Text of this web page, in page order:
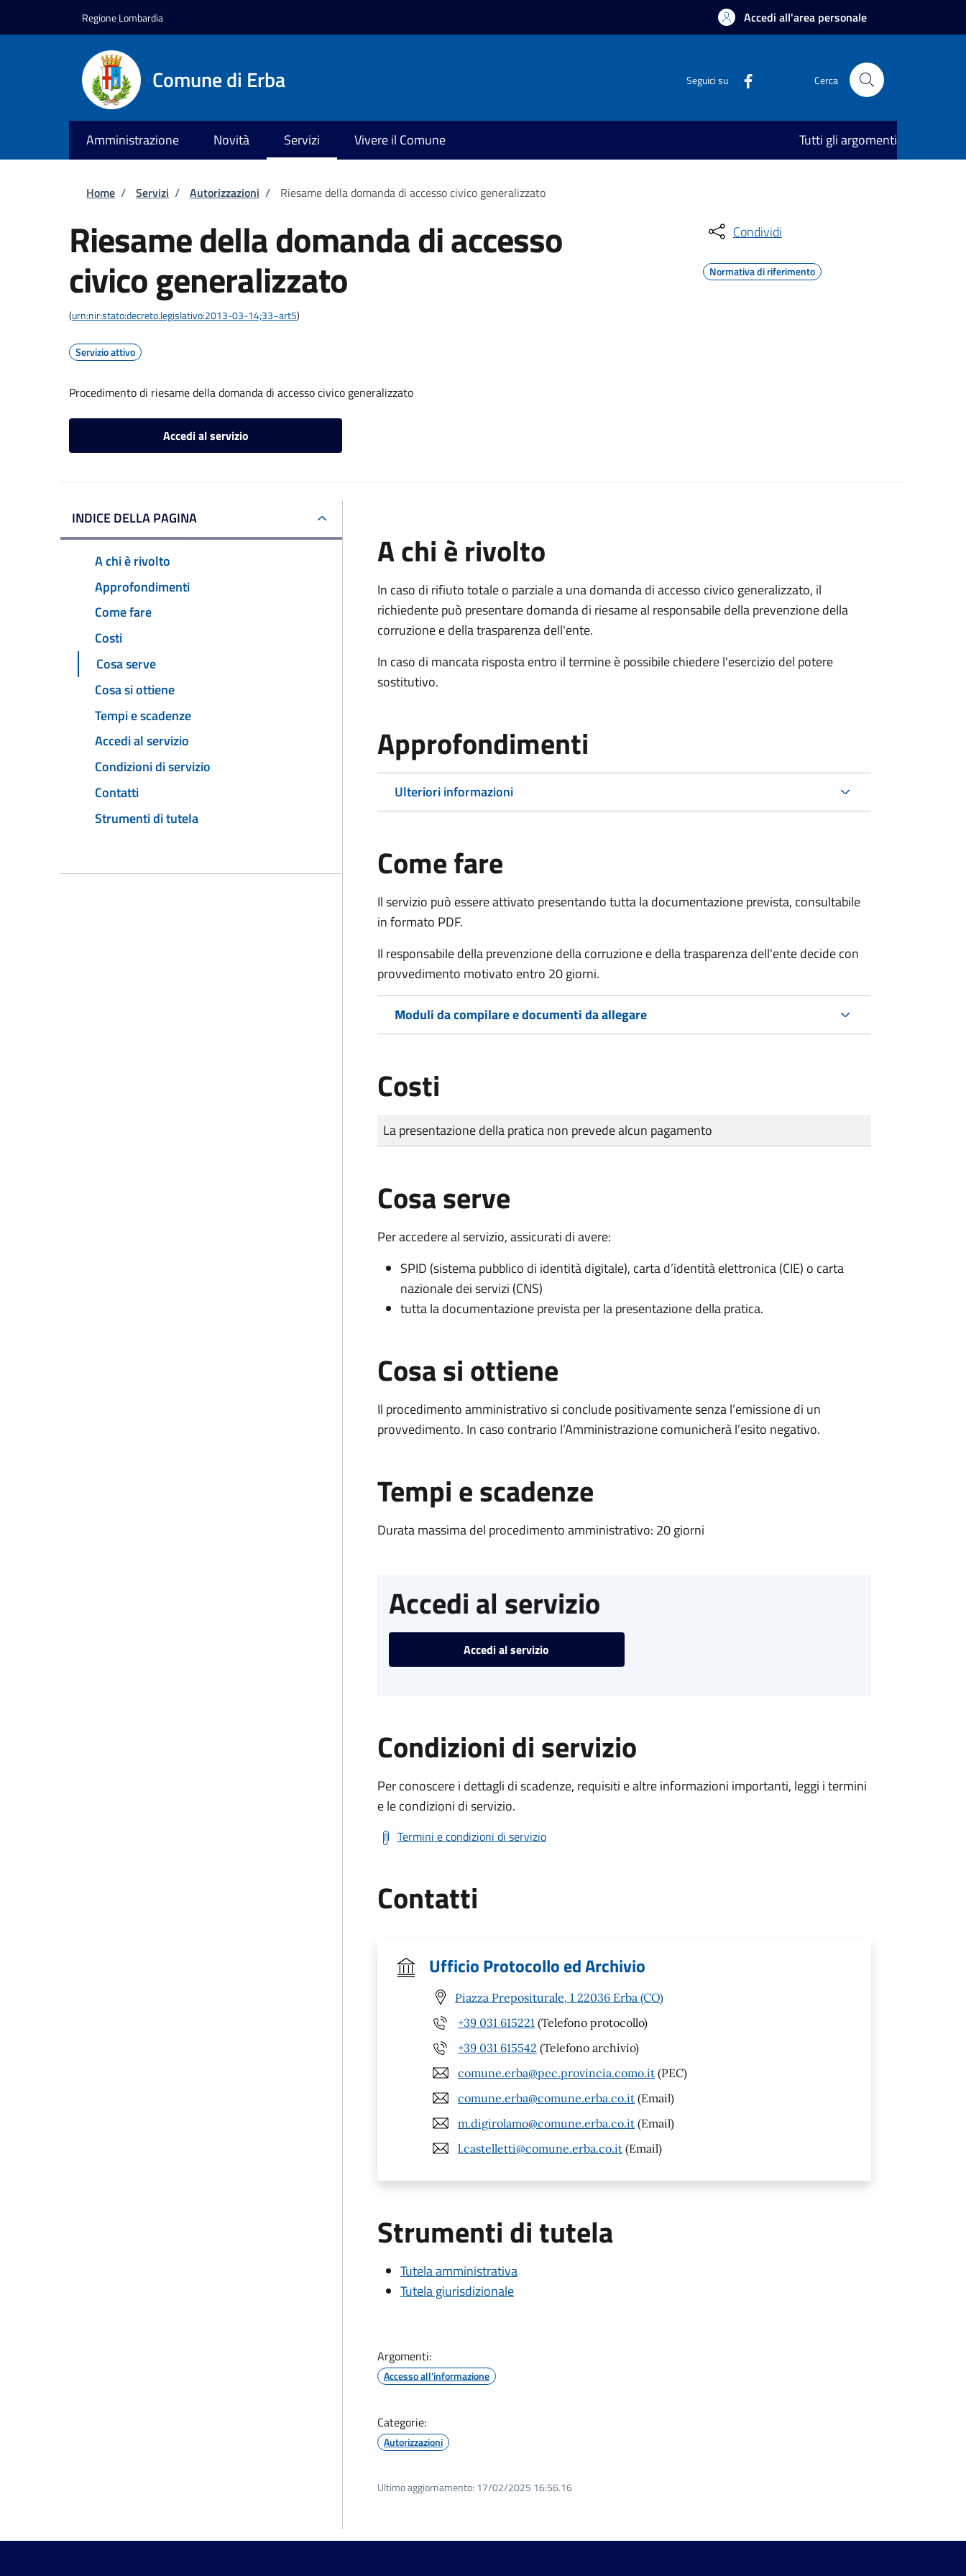
Regione Lombardia Accedi all'area personale
Comune di Erba Seguici su Cerca
Amministrazione Novità Servizi Vivere il Comune Tutti gli argomenti
Briciole di pane
Home / Servizi / Autorizzazioni / Riesame della domanda di accesso civico generalizzato
Riesame della domanda di accesso
civico generalizzato
(urn:nir:stato:decreto.legislativo:2013-03-14;33~art5)
Servizio attivo
Procedimento di riesame della domanda di accesso civico generalizzato
Accedi al servizio
Condividi
Normativa di riferimento
INDICE DELLA PAGINA
A chi è rivolto
Approfondimenti
Come fare
Costi
Cosa serve
Cosa si ottiene
Tempi e scadenze
Accedi al servizio
Condizioni di servizio
Contatti
Strumenti di tutela
A chi è rivolto
In caso di rifiuto totale o parziale a una domanda di accesso civico generalizzato, il
richiedente può presentare domanda di riesame al responsabile della prevenzione della
corruzione e della trasparenza dell'ente.
In caso di mancata risposta entro il termine è possibile chiedere l'esercizio del potere
sostitutivo.
Approfondimenti
Ulteriori informazioni
Come fare
Il servizio può essere attivato presentando tutta la documentazione prevista, consultabile
in formato PDF.
Il responsabile della prevenzione della corruzione e della trasparenza dell'ente decide con
provvedimento motivato entro 20 giorni.
Moduli da compilare e documenti da allegare
Costi
Tipo di pagamento
Importo
La presentazione della pratica non prevede alcun pagamento
Cosa serve
Per accedere al servizio, assicurati di avere:
SPID (sistema pubblico di identità digitale), carta d’identità elettronica (CIE) o carta
nazionale dei servizi (CNS)
tutta la documentazione prevista per la presentazione della pratica.
Cosa si ottiene
Il procedimento amministrativo si conclude positivamente senza l’emissione di un
provvedimento. In caso contrario l’Amministrazione comunicherà l’esito negativo.
Tempi e scadenze
Durata massima del procedimento amministrativo: 20 giorni
Accedi al servizio
Accedi al servizio
Condizioni di servizio
Per conoscere i dettagli di scadenze, requisiti e altre informazioni importanti, leggi i termini
e le condizioni di servizio.
Termini e condizioni di servizio
Contatti
Ufficio Protocollo ed Archivio
Piazza Prepositurale, 1 22036 Erba (CO)
+39 031 615221 (Telefono protocollo)
+39 031 615542 (Telefono archivio)
comune.erba@pec.provincia.como.it (PEC)
comune.erba@comune.erba.co.it (Email)
m.digirolamo@comune.erba.co.it (Email)
l.castelletti@comune.erba.co.it (Email)
Strumenti di tutela
Tutela amministrativa
Tutela giurisdizionale
Argomenti:
Accesso all'informazione
Categorie:
Autorizzazioni
Ultimo aggiornamento: 17/02/2025 16:56.16